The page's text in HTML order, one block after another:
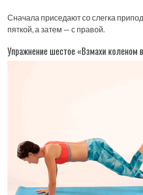
Сначала приседают со слегка
пяткой, а затем — с правой.
Упражнение шестое «Взмахи коленом